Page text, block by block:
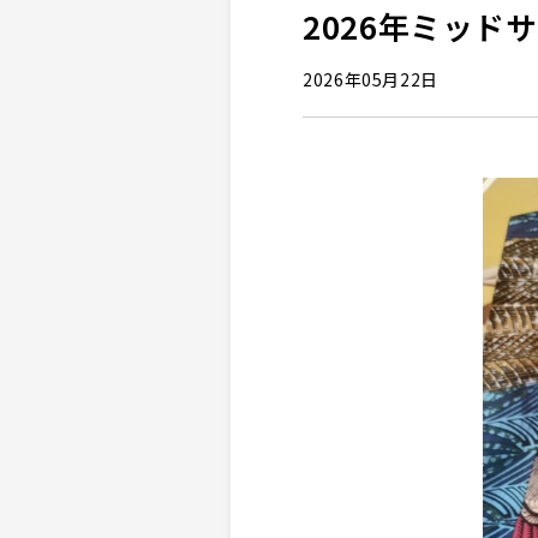
2026年ミッド
2026年05月22日